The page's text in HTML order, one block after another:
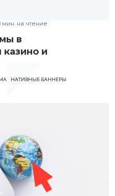
мин. на чтение
в
и
НАТИВНЫЕ БАННЕРЫ